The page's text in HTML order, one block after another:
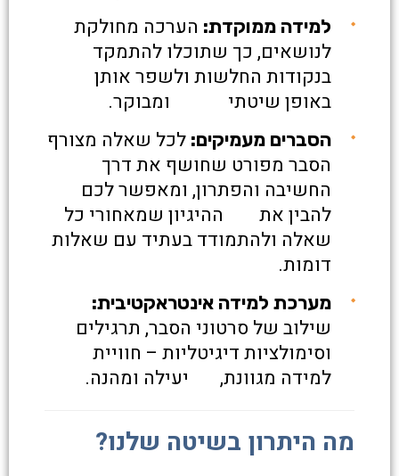
למידה ממוקדת: הערכה מחולקת
לנושאים, כך שתוכלו להתמקד
בנקודות החלשות ולשפר אותן
באופן שיטתי ומבוקר.
הסברים מעמיקים: לכל שאלה מצורף
הסבר מפורט שחושף את דרך
החשיבה והפתרון, ומאפשר לכם
להבין את ההיגיון שמאחורי כל
שאלה ולהתמודד בעתיד עם שאלות
דומות.
מערכת למידה אינטראקטיבית:
שילוב של סרטוני הסבר, תרגילים
וסימולציות דיגיטליות – חוויית
למידה מגוונת, יעילה ומהנה.
מה היתרון בשיטה שלנו?